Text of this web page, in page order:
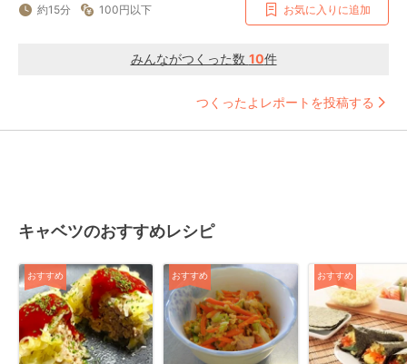
約15分 100円以下 お気に入りに追加
みんながつくった数 10件
つくったよレポートを投稿する
キャベツのおすすめレシピ
おすすめ おすすめ おすすめ